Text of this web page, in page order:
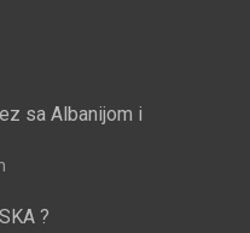
sa Albanijom i
?